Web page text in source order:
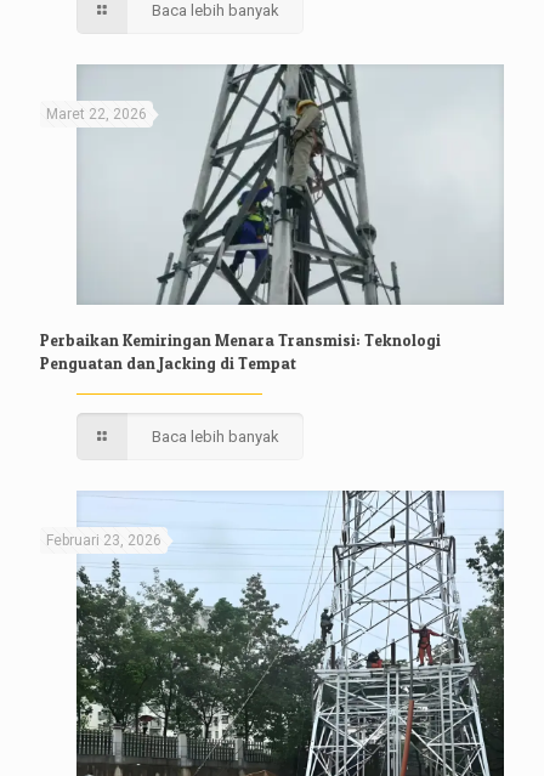
Baca lebih banyak
Maret 22, 2026
Perbaikan Kemiringan Menara Transmisi: Teknologi
Penguatan dan Jacking di Tempat
Baca lebih banyak
Februari 23, 2026